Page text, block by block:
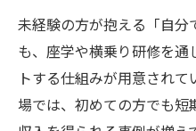
配送ドライバー
来
コース増大中の現場
現場見学OKで未
未経験の方が抱える「自
も、座学や横乗り研修を
トする仕組みが用意され
場では、初めての方でも短